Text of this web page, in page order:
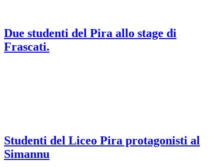
Due studenti del Pira allo stage di
Frascati.
Studenti del Liceo Pira protagonisti al
Simannu